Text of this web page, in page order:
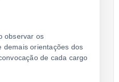
observar os
demais orientações dos
de cada cargo